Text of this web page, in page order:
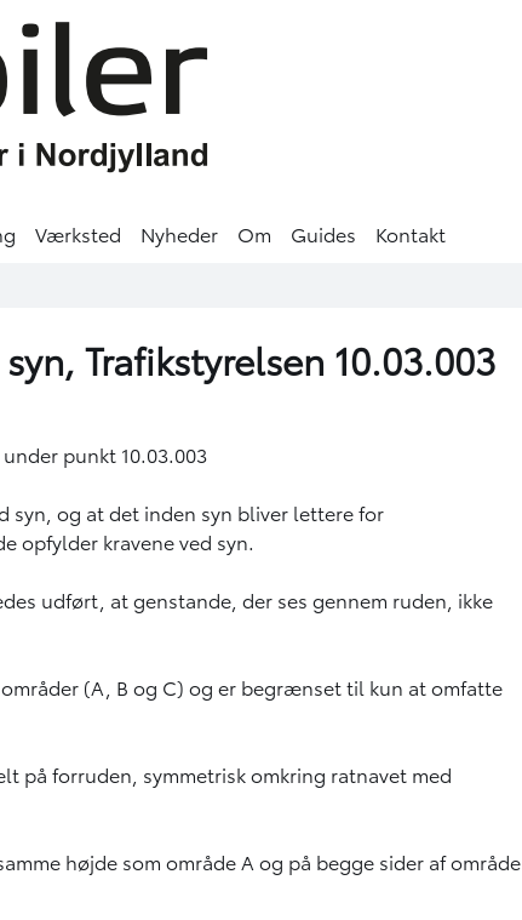
Værksted Nyheder Om Guides Kontakt
Trafikstyrelsen 10.03.003
punkt 10.03.003
syn, og at det inden syn bliver lettere for
opfylder kravene ved syn.
udført, at genstande, der ses gennem ruden, ikke
(A, B og C) og er begrænset til kun at omfatte
på forruden, symmetrisk omkring ratnavet med
højde som område A og på begge sider af område